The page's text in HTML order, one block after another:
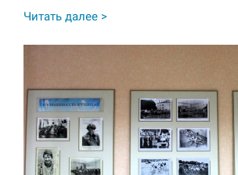
Читать далее >